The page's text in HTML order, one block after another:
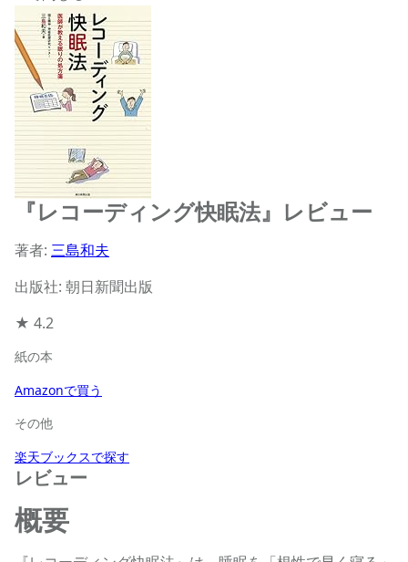
『レコーディング快眠法』レビュー
著者: 三島和夫
出版社: 朝日新聞出版
★ 4.2
紙の本
Amazonで買う
その他
楽天ブックスで探す
レビュー
概要